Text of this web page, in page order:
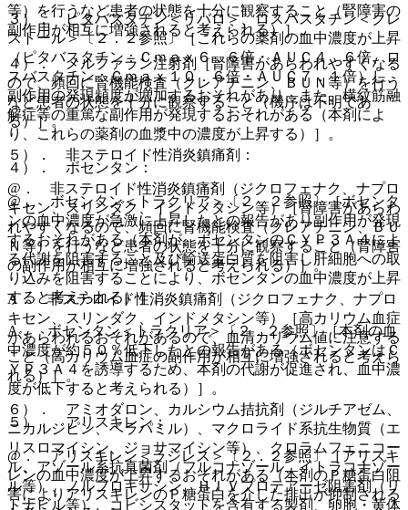
等）を行うなど患者の状態を十分に観察すること（腎障害の
副作用が相互に増強されると考えられる）］。
４）． メルファラン注射剤［腎障害があらわれやすくなる
ので、頻回に腎機能検査（クレアチニン、ＢＵＮ等）を行う
など患者の状態を十分に観察すること（機序は不明であ
る）］。
５）． 非ステロイド性消炎鎮痛剤：
@． 非ステロイド性消炎鎮痛剤（ジクロフェナク、ナプロ
キセン、スリンダク、インドメタシン等）［腎障害があらわ
れやすくなるので、頻回に腎機能検査（クレアチニン、ＢＵ
Ｎ等）を行うなど患者の状態を十分に観察すること（腎障害
の副作用が相互に増強されると考えられる）］。
A． 非ステロイド性消炎鎮痛剤（ジクロフェナク、ナプロ
キセン、スリンダク、インドメタシン等）［高カリウム血症
があらわれるおそれがあるので、血清カリウム値に注意する
こと（高カリウム血症の副作用が相互に増強されると考えら
れる）］。
６）． アミオダロン、カルシウム拮抗剤（ジルチアゼム、
ニカルジピン、ベラパミル）、マクロライド系抗生物質（エ
リスロマイシン、ジョサマイシン等）、クロラムフェニコー
ル、アゾール系抗真菌剤（フルコナゾール、イトラコナゾー
ル等）、ノルフロキサシン、ＨＩＶプロテアーゼ阻害剤（リ
トナビル等）、コビシスタットを含有する製剤、卵胞・黄体
３）． ピタバスタチン＜リバロ＞、ロスバスタチン＜クレ
ストール＞〔２．２参照〕［これらの薬剤の血中濃度が上昇
（ピタバスタチン：Ｃｍａｘ６．６倍・ＡＵＣ４．６倍、ロ
スバスタチン：Ｃｍａｘ１０．６倍・ＡＵＣ７．１倍）し、
副作用の発現頻度が増加するおそれがあり、また、横紋筋融
解症等の重篤な副作用が発現するおそれがある（本剤によ
り、これらの薬剤の血漿中の濃度が上昇する）］。
４）． ボセンタン：
@． ボセンタン＜トラクリア＞〔２．２参照〕［ボセンタ
ンの血中濃度が急激に上昇したとの報告があり副作用が発現
するおそれがある（本剤が、ボセンタンのＣＹＰ３Ａ４によ
る代謝を阻害すること及び輸送蛋白質を阻害し肝細胞への取
り込みを阻害することにより、ボセンタンの血中濃度が上昇
すると考えられる）］。
A． ボセンタン＜トラクリア＞〔２．２参照〕［本剤の血
中濃度が約５０％低下したとの報告がある（ボセンタンはＣ
ＹＰ３Ａ４を誘導するため、本剤の代謝が促進され、血中濃
度が低下すると考えられる）］。
５）． アリスキレン：
@． アリスキレン＜ラジレス＞〔２．２参照〕［アリスキ
レンの血中濃度が上昇するおそれがある（本剤のＰ糖蛋白阻
害によりアリスキレンのＰ糖蛋白を介した排出が抑制される